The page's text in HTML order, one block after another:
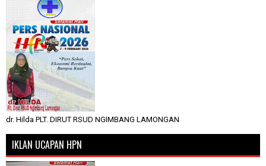
dr. Hilda PLT. DIRUT RSUD NGIMBANG LAMONGAN
IKLAN UCAPAN HPN